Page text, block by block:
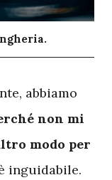
abbiamo
non mi
modo per
inguidabile.